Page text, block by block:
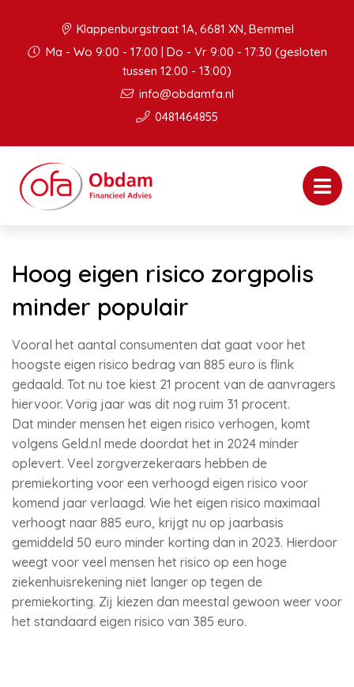
Klappenburgstraat 1A, 6681 XN, Bemmel
Ma - Wo 9:00 - 17:00 | Do - Vr 9:00 - 17:30 (gesloten
tussen 12:00 - 13:00)
info@obdamfa.nl
0481464855
Hoog eigen risico zorgpolis
minder populair
Vooral het aantal consumenten dat gaat voor het
hoogste eigen risico bedrag van 885 euro is flink
gedaald. Tot nu toe kiest 21 procent van de aanvragers
hiervoor. Vorig jaar was dit nog ruim 31 procent.
Dat minder mensen het eigen risico verhogen, komt
volgens Geld.nl mede doordat het in 2024 minder
oplevert. Veel zorgverzekeraars hebben de
premiekorting voor een verhoogd eigen risico voor
komend jaar verlaagd. Wie het eigen risico maximaal
verhoogt naar 885 euro, krijgt nu op jaarbasis
gemiddeld 50 euro minder korting dan in 2023. Hierdoor
weegt voor veel mensen het risico op een hoge
ziekenhuisrekening niet langer op tegen de
premiekorting. Zij kiezen dan meestal gewoon weer voor
het standaard eigen risico van 385 euro.